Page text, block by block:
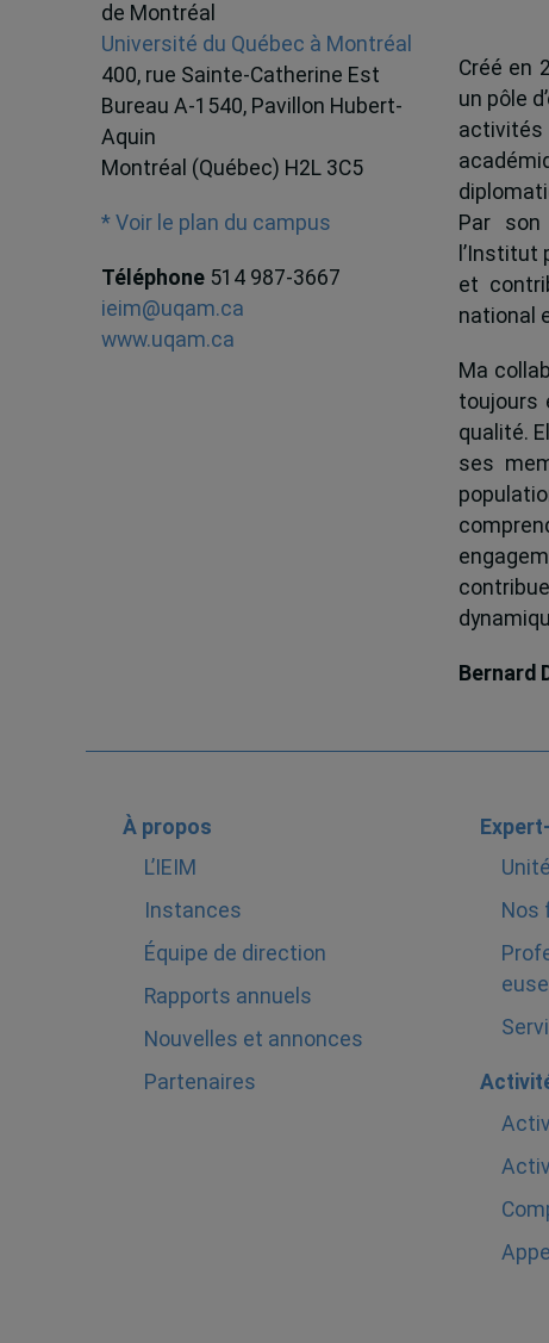
de Montréal
Université du Québec à Montréal
400, rue Sainte-Catherine Est
Bureau A-1540, Pavillon Hubert-
Aquin
Montréal (Québec) H2L 3C5
* Voir le plan du campus
Téléphone 514 987-3667
ieim@uqam.ca
www.uqam.ca
Créé en
un pôle
Par
l’Institut
et
national
Ma
toujours
qualité.
ses
Bernard
À propos
L’IEIM
Instances
Équipe de direction
Rapports annuels
Nouvelles et annonces
Partenaires
Nos